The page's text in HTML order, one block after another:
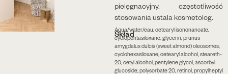
pielęgnacyjny. częstotliwość
stosowania ustala kosmetolog.
Skład
Aqua/water/eau, cetearyl isononanoate,
cyclopentasiloxane, glycerin, prunus
amygdalus dulcis (sweet almond) oleosomes,
cyclohexasiloxane, cetearyl alcohol, steareth-
20, cetyl alcohol, pentylene glycol, ascorbyl
glucoside, polysorbate 20, retinol, propylheptyl